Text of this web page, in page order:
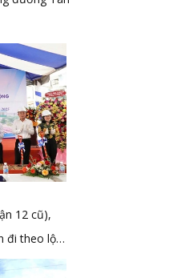
12 cũ),
đi theo lộ